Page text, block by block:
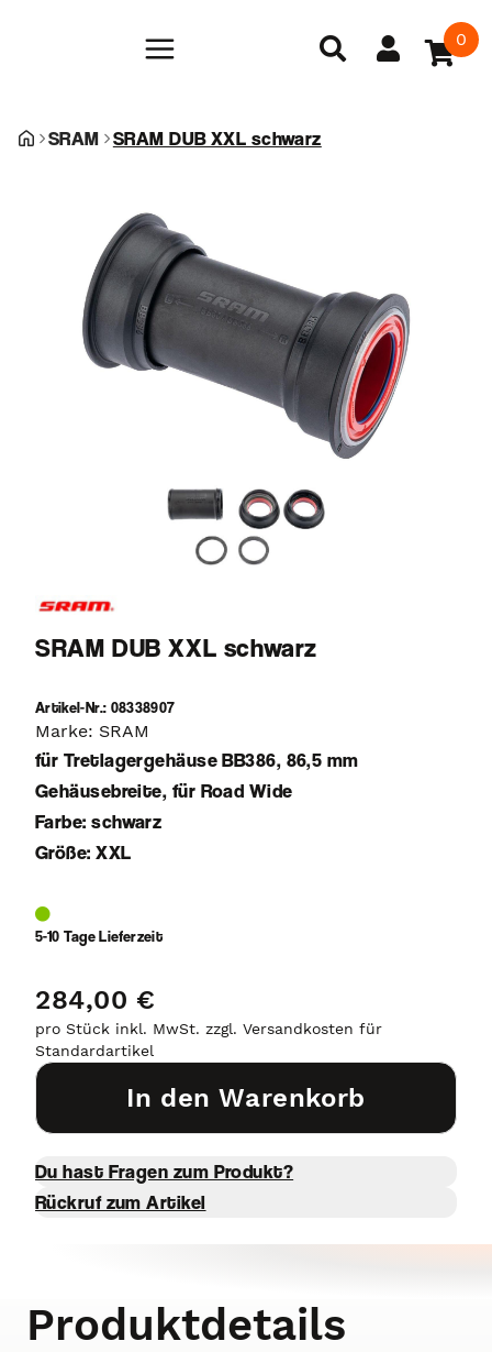
0
SRAM SRAM DUB XXL schwarz
SRAM DUB XXL schwarz
Artikel-Nr.: 08338907
Marke: SRAM
für Tretlagergehäuse BB386, 86,5 mm
Gehäusebreite, für Road Wide
Farbe: schwarz
Größe: XXL
5-10 Tage Lieferzeit
284,00 €
pro Stück inkl. MwSt. zzgl. Versandkosten für
Standardartikel
In den Warenkorb
Du hast Fragen zum Produkt?
Rückruf zum Artikel
Produktdetails